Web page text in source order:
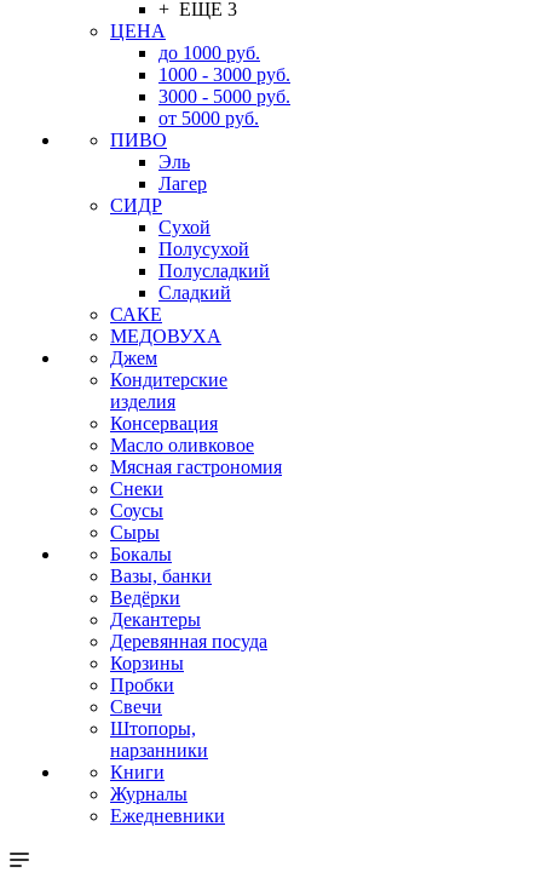
+ ЕЩЕ 3
ЦЕНА
до 1000 руб.
1000 - 3000 руб.
3000 - 5000 руб.
от 5000 руб.
ПИВО
Эль
Лагер
СИДР
Сухой
Полусухой
Полусладкий
Сладкий
САКЕ
МЕДОВУХА
Джем
Кондитерские
изделия
Консервация
Масло оливковое
Мясная гастрономия
Снеки
Соусы
Сыры
Бокалы
Вазы, банки
Ведёрки
Декантеры
Деревянная посуда
Корзины
Пробки
Свечи
Штопоры,
нарзанники
Книги
Журналы
Ежедневники